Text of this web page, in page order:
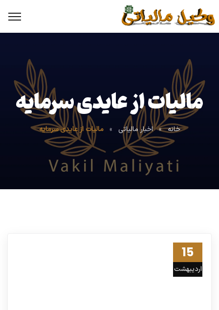
مالیات از عایدی سرمایه
خانه » اخبار مالیاتی » مالیات از عایدی سرمایه
15
اردیبهشت